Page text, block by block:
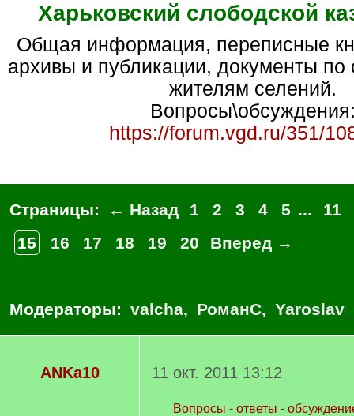
Харьковский слободской
Общая информация, переписные книги, ссылки на
архивы и публикации, документы по
жителям селений.
https://forum.vgd.ru/351/
Страницы: ← Назад 1 2 3 4 5 ...
11
15
16 17 18 19 20 Вперед →
Модераторы: valcha, РоманС,
ANKa10 11 окт. 2011 13:12
Вопросы - ответы -